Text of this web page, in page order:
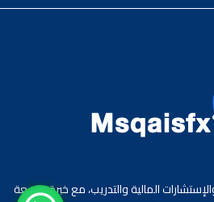
المالية والتدريب، مع خبرة واسعة